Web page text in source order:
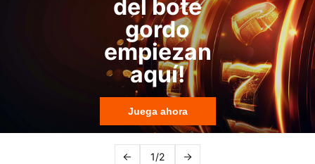
del bote
gordo
empiezan
aquí!
Juega ahora
1/2